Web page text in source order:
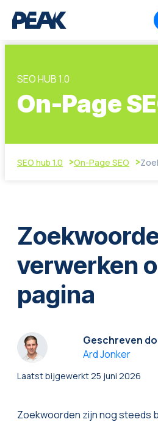
SEO HUB 1.0
On-Page
SEO hub 1.0 On-Page SEO
verwerken
pagina
Geschreven
Ard Jonker
Laatst bijgewerkt 25 juni 2026
Zoekwoorden zijn nog steeds